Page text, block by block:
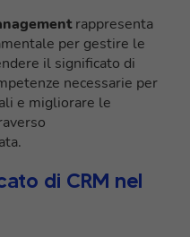
rappresenta
per gestire le
il significato di
necessarie per
e migliorare le
di CRM nel